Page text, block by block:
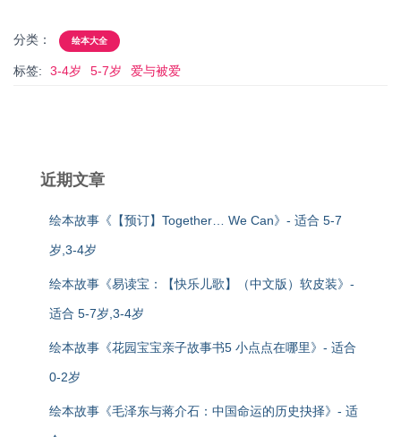
分类： 绘本大全
标签: 3-4岁 5-7岁 爱与被爱
近期文章
绘本故事《【预订】Together… We Can》- 适合 5-7
岁,3-4岁
绘本故事《易读宝：【快乐儿歌】（中文版）软皮装》-
适合 5-7岁,3-4岁
绘本故事《花园宝宝亲子故事书5 小点点在哪里》- 适合
0-2岁
绘本故事《毛泽东与蒋介石：中国命运的历史抉择》- 适